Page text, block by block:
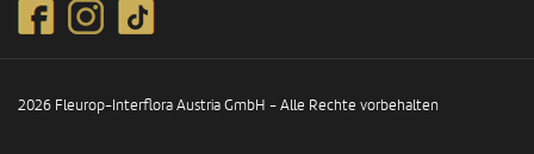
2026 Fleurop-Interflora Austria GmbH - Alle Rechte vorbehalten